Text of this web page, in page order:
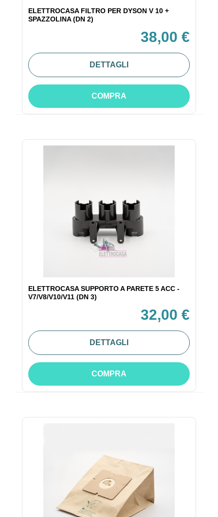
ELETTROCASA FILTRO PER DYSON V 10 +
SPAZZOLINA (DN 2)
38,00 €
DETTAGLI
COMPRA
ELETTROCASA SUPPORTO A PARETE 5 ACC -
V7/V8/V10/V11 (DN 3)
32,00 €
DETTAGLI
COMPRA